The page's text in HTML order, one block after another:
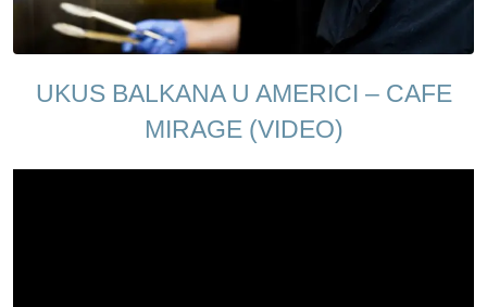
UKUS BALKANA U AMERICI – CAFE
MIRAGE (VIDEO)